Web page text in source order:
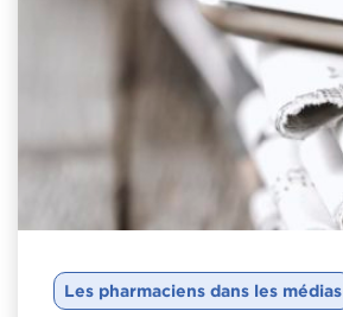
Les pharmaciens dans les médias